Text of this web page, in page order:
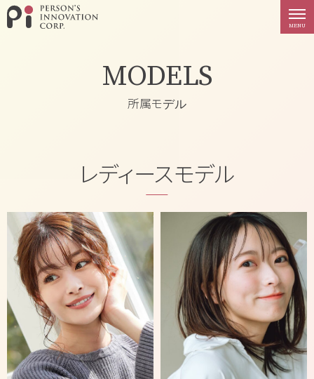
PERSON'S INNOVATION MENU
MODELS
所属モデル
レディースモデル